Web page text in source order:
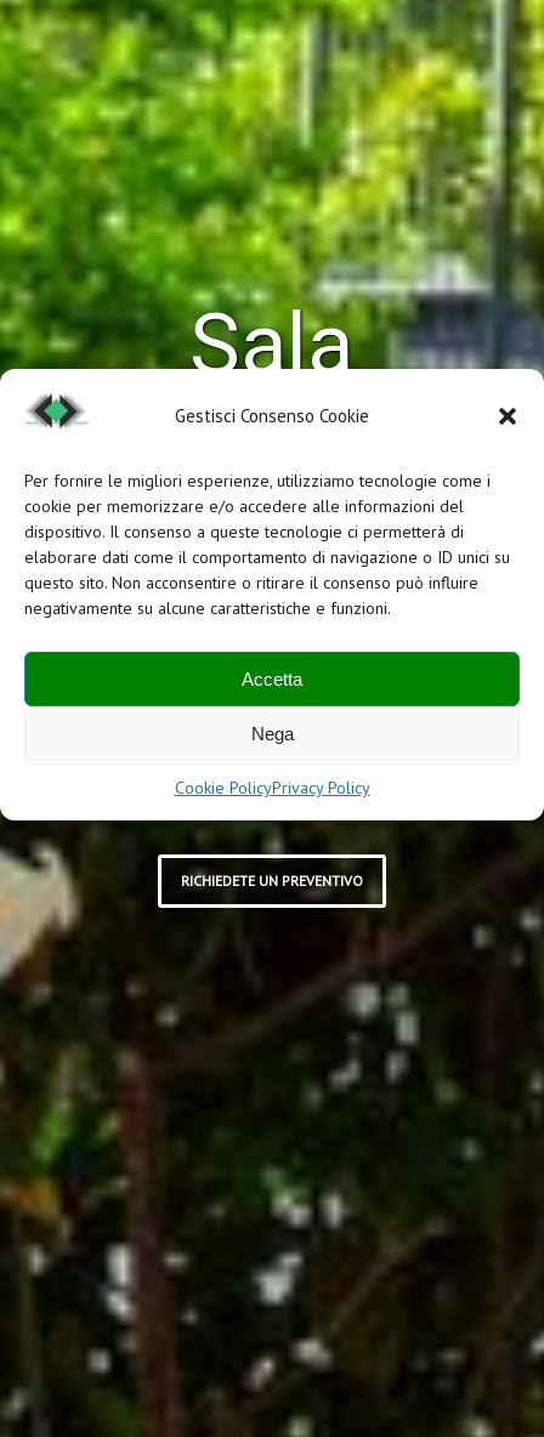
Gestisci Consenso Cookie
Per fornire le migliori esperienze, utilizziamo tecnologie come i
cookie per memorizzare e/o accedere alle informazioni del
dispositivo. Il consenso a queste tecnologie ci permetterà di
elaborare dati come il comportamento di navigazione o ID unici su
questo sito. Non acconsentire o ritirare il consenso può influire
negativamente su alcune caratteristiche e funzioni.
Accetta
Nega
Cookie PolicyPrivacy Policy
Sala
Meeting
Outdoor
per riunioni in
pieno relax
RICHIEDETE UN PREVENTIVO